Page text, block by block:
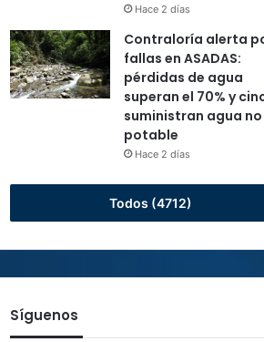
Hace 2 días
Contraloría alerta
fallas en ASADAS:
pérdidas de agua
superan el 70% y
suministran agua no
potable
Hace 2 días
Todos (4712)
Síguenos